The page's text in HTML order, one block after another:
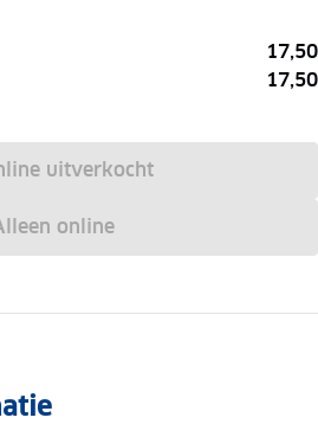
17,50
17,50
uitverkocht
online